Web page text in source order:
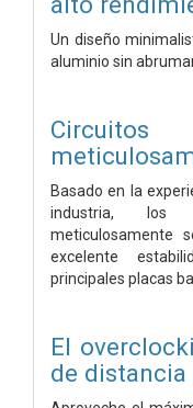
Un diseño
aluminio sin
Circuitos
Basado en la
industria, los
meticulosamente
excelente
principales placas
El
de distancia